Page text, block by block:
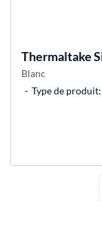
Thermaltake
Blanc
Type de